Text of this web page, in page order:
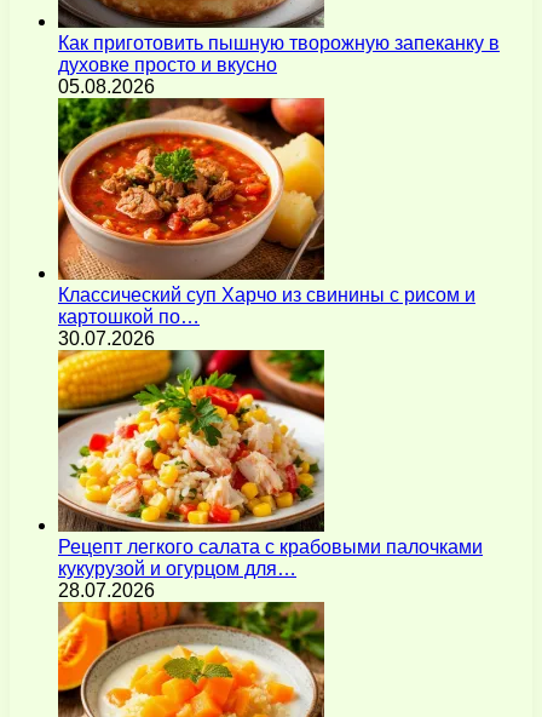
Как приготовить пышную творожную запеканку в
духовке просто и вкусно
05.08.2026
Классический суп Харчо из свинины с рисом и
картошкой по…
30.07.2026
Рецепт легкого салата с крабовыми палочками
кукурузой и огурцом для…
28.07.2026